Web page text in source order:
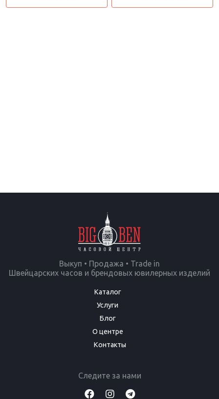
Выкуп • Продажа • Trade in
Швейцарских часов и брендовых ювилерных изделий
Каталог
Услуги
Блог
О центре
Контакты
Следите за нами